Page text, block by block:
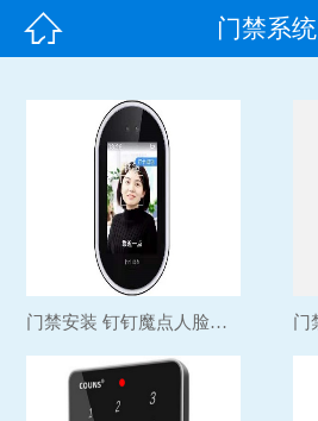
 门禁系统
门禁安装 钉钉魔点人脸识...